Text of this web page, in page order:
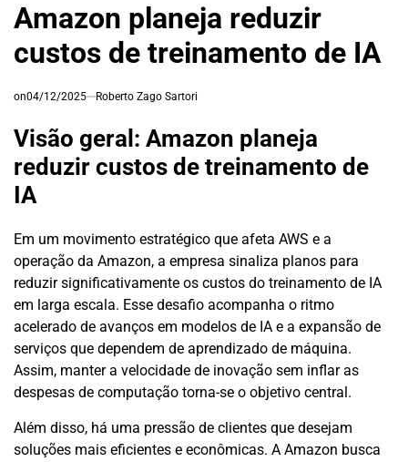
Amazon planeja reduzir
custos de treinamento de IA
on04/12/2025 Roberto Zago Sartori
Visão geral: Amazon planeja
reduzir custos de treinamento de
IA
Em um movimento estratégico que afeta AWS e a
operação da Amazon, a empresa sinaliza planos para
reduzir significativamente os custos do treinamento de IA
em larga escala. Esse desafio acompanha o ritmo
acelerado de avanços em modelos de IA e a expansão de
serviços que dependem de aprendizado de máquina.
Assim, manter a velocidade de inovação sem inflar as
despesas de computação torna-se o objetivo central.
Além disso, há uma pressão de clientes que desejam
soluções mais eficientes e econômicas. A Amazon busca